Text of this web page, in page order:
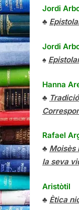
Jordi
♣
Jordi
♠
Hanna
♣
Rafael
♣ Moisès
la seva
Aristòtil
♣ Ètica